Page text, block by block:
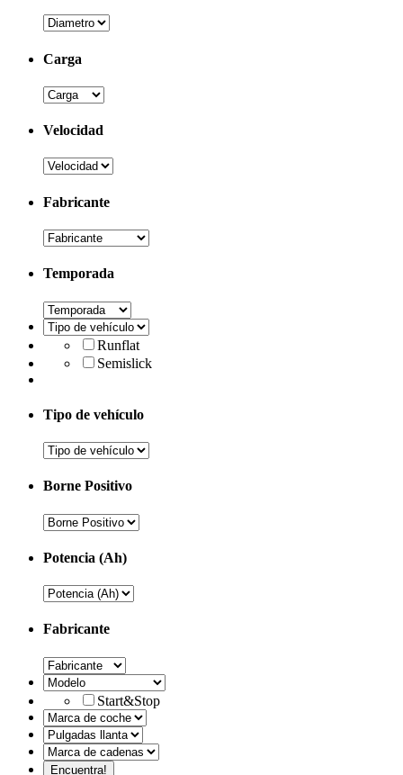
Carga
Velocidad
Fabricante
Temporada
Runflat
Semislick
Tipo de vehículo
Borne Positivo
Potencia (Ah)
Fabricante
Start&Stop